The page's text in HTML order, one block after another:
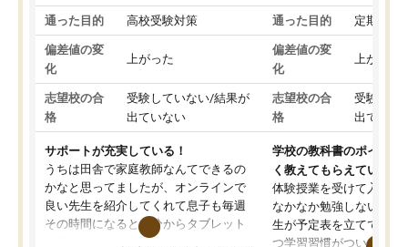
通った目的 高校受験対策
偏差値の変
化
上がった
志望校の合
格
受験していない/結果が
出ていない
サポートが充実している！
うちは田舎で家庭教師なんてできるの
かなと思ってましたが、オンラインで
良い先生を紹介してくれて息子も毎週
その時間になると自分からタブレット
を開いてzoomを繋げるようになりまし
通った目的 定期テス
偏差値の変
化
上がった
志望校の合
格
受験して
出ていな
学校の教科書のポイント
く教えてもらえている
体験授業を受けて入塾し
なかなか勉強しない息子
生が予定表を立ててくれ
つ学習習慣がついてきま